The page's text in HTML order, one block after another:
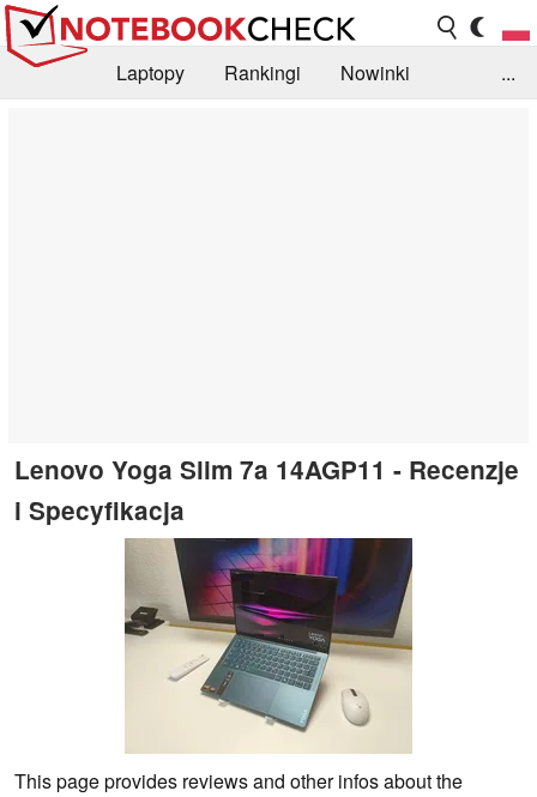
Laptopy Rankingi
Nowinki
...
Lenovo Yoga Slim 7a 14AGP11 - Recenzje
i Specyfikacja
This page provides reviews and other infos about the